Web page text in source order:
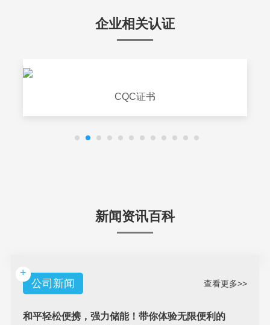
企业相关认证
CQC证书
新闻资讯百科
+
公司新闻
查看更多>>
和平轻松便携，强力储能！带你体验无限便利的